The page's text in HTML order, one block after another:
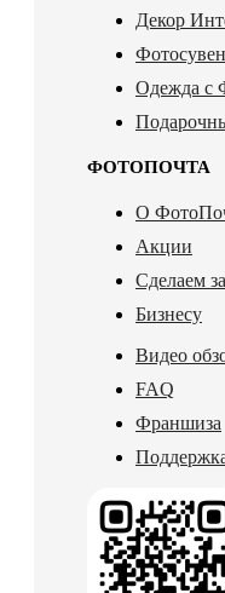
Декор
Одежда с
ФОТОПОЧТА
О
Акции
Сделаем
Бизнесу
Видео
FAQ
Франшиза